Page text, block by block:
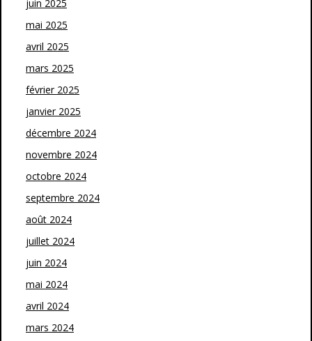
juin 2025
mai 2025
avril 2025
mars 2025
février 2025
janvier 2025
décembre 2024
novembre 2024
octobre 2024
septembre 2024
août 2024
juillet 2024
juin 2024
mai 2024
avril 2024
mars 2024